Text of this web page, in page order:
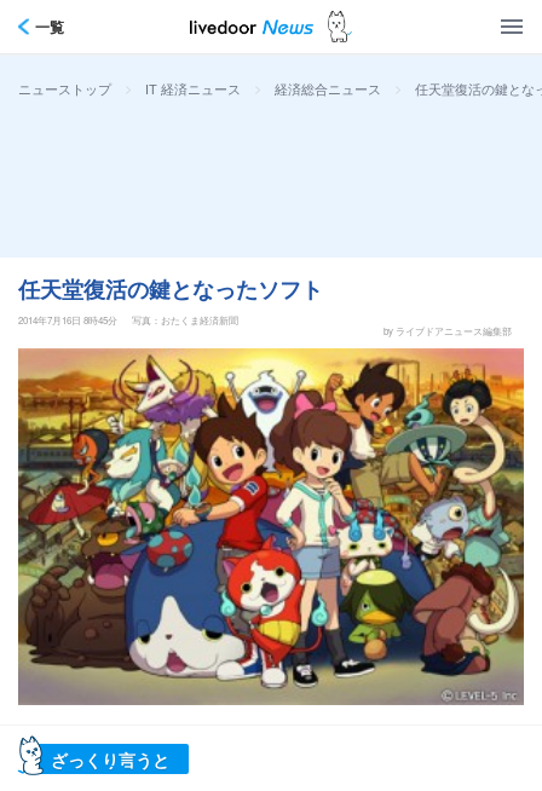
一覧
ニューストップ > IT 経済ニュース > 経済総合ニュース > 任天堂復活の鍵とな
任天堂復活の鍵となったソフト
2014年7月16日 8時45分
写真：おたくま経済新聞
by ライブドアニュース編集部
ざっくり言うと